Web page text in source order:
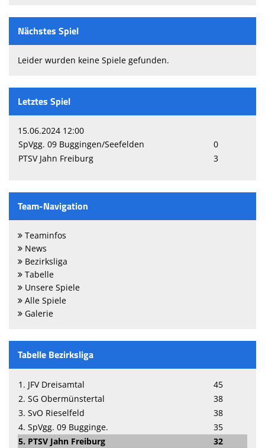
Nächstes Spiel
Leider wurden keine Spiele gefunden.
Letztes Spiel
15.06.2024 12:00
SpVgg. 09 Buggingen/Seefelden
0
PTSV Jahn Freiburg
3
Team-Navigation
Teaminfos
News
Bezirksliga
Tabelle
Unsere Spiele
Alle Spiele
Galerie
Tabelle Bezirksliga
1. JFV Dreisamtal
45
2. SG Obermünstertal
38
3. SvO Rieselfeld
38
4. SpVgg. 09 Bugginge.
35
5. PTSV Jahn Freiburg
32